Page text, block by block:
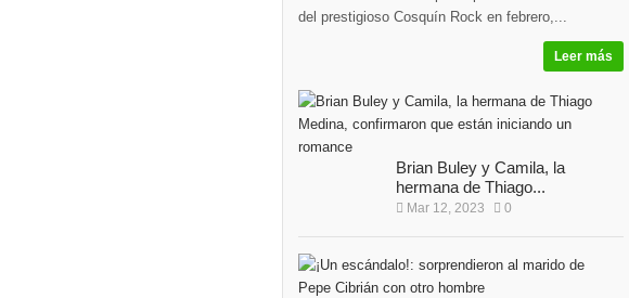
del prestigioso Cosquín Rock en febrero,...
Leer más
Brian Buley y Camila, la
hermana de Thiago...
Mar 12, 2023 0